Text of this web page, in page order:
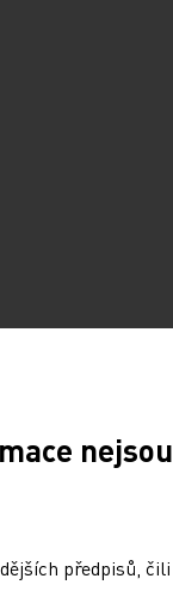
nejsou
předpisů, čili